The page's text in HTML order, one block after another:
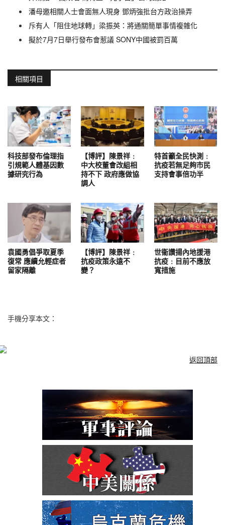
潘母邀相關人士會面無人現身 鄧炳強批台方政治操弄
斥有人「阻住地球轉」梁振英：將通關簡單事情複雜化
擬於7月7日舉行發布會惹議 SONY中國被罰百萬
相關項目
科技部發布倫理指
引規範人體基因數
據研究行為
【博評】陳景祥﹕
中大校董會改組相
持不下 政府應做協
調人
特首籲全民快測﹕
抗疫若無足夠市民
支持會事倍功半
袁國勇倡爭取夏季
復常 應續允輕症者
留家隔離
【博評】陳景祥﹕
抗疫政策永遠不
變？
世衞讚揚內地援港
抗疫﹕目前不應放
寬措施
手機分享本文：
返回頂部